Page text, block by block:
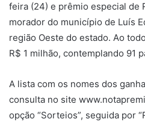
feira (24) e prêmio especial de
morador do município de Luís
região Oeste do estado. Ao
R$ 1 milhão, contemplando 91
A lista com os nomes dos
consulta no site
opção “Sorteios”, seguida por